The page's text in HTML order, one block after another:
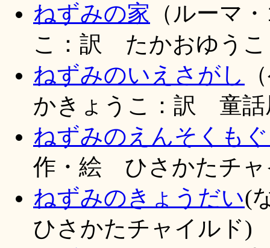
ねずみの家 （ルーマ
こ：訳 たかおゆう
ねずみのいえさがし
かきょうこ：訳 童話
ねずみのえんそくも
作・絵 ひさかたチャ
ねずみのきょうだい(
ひさかたチャイルド)